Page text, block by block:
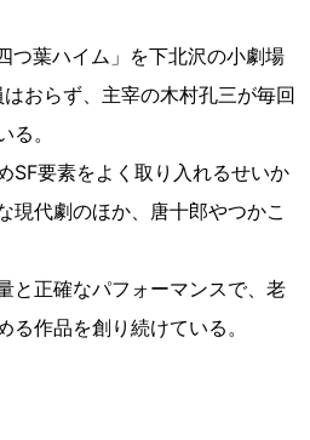
つ葉ハイム」を下北沢の小劇場
おらず、主宰の木村孔三が毎回
。
SF要素をよく取り入れるせいか
現代劇のほか、唐十郎やつかこ
と正確なパフォーマンスで、老
作品を創り続けている。